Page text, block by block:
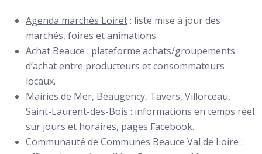
Agenda marchés Loiret: liste mise à jour des
marchés, foires et animations.
Achat Beauce : plateforme achats/groupements
d’achat entre producteurs et consommateurs
locaux.
Mairies de Mer, Beaugency, Tavers, Villorceau,
Saint-Laurent-des-Bois : informations en temps réel
sur jours et horaires, pages Facebook.
Communauté de Communes Beauce Val de Loire :